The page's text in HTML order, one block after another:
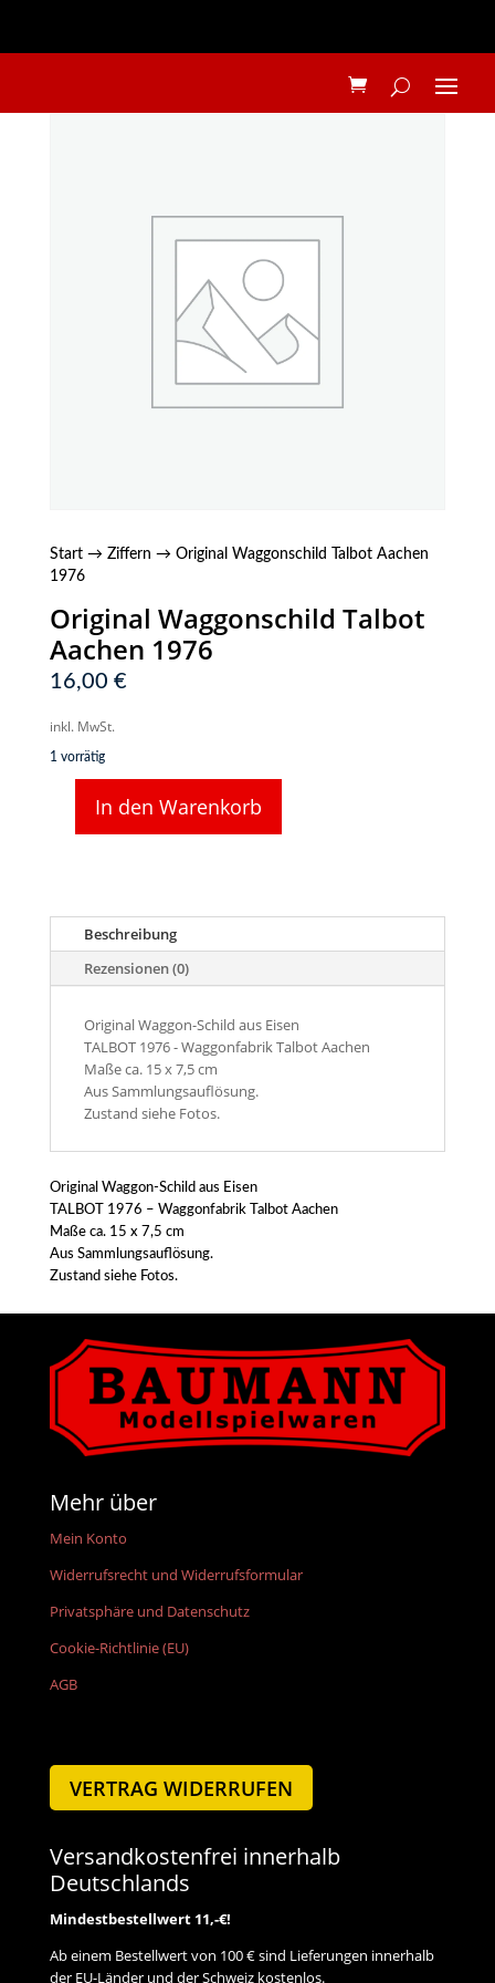
Start→ Ziffern → Original Waggonschild Talbot Aachen
1976
Original Waggonschild Talbot
Aachen 1976
16,00 €
inkl. MwSt.
1 vorrätig
Original
Waggonschild
Menge
In den Warenkorb
Beschreibung
Rezensionen (0)
Original Waggon-Schild aus Eisen
TALBOT 1976 - Waggonfabrik Talbot Aachen
Maße ca. 15 x 7,5 cm
Aus Sammlungsauflösung.
Zustand siehe Fotos.
Original Waggon-Schild aus Eisen
TALBOT 1976 – Waggonfabrik Talbot Aachen
Maße ca. 15 x 7,5 cm
Aus Sammlungsauflösung.
Zustand siehe Fotos.
Mehr über
Mein Konto
Widerrufsrecht und Widerrufsformular
Privatsphäre und Datenschutz
Cookie-Richtlinie (EU)
AGB
VERTRAG WIDERRUFEN
Versandkostenfrei innerhalb
Deutschlands
Mindestbestellwert 11,-€!
Ab einem Bestellwert von 100 € sind Lieferungen innerhalb
der EU-Länder und der Schweiz kostenlos.